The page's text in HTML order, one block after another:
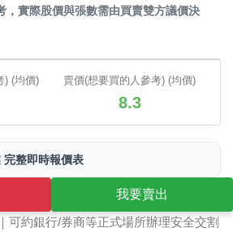
，實際股價與張數需由買賣雙方議價決
) (均價) 賣價(想要買的人參考) (均價)
8.3
完整即時報價表
我要賣出
可約銀行/券商等正式場所辦理安全交割